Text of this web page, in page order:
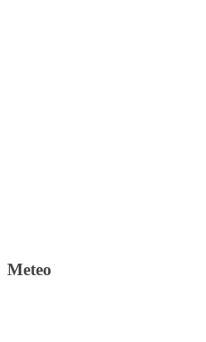
Meteo